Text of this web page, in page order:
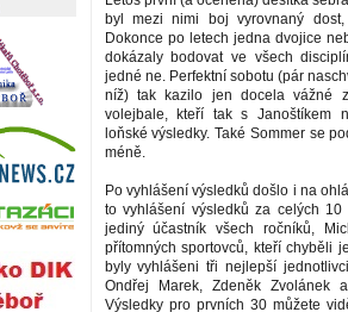
byl mezi nimi boj vyrovnaný
Dokonce po letech jedna dvojice
dokázaly bodovat ve všech
jedné ne. Perfektní sobotu (pár
níž) tak kazilo jen docela vážné
volejbale, kteří tak s Janoštíkem
loňské výsledky. Také Sommer se
méně.
Po vyhlášení výsledků došlo i na
to vyhlášení výsledků za celých
jediný účastník všech ročníků,
přítomných sportovců, kteří chyběli
byly vyhlášeni tři nejlepší
Ondřej Marek, Zdeněk Zvolánek
Výsledky pro prvních 30 můžete